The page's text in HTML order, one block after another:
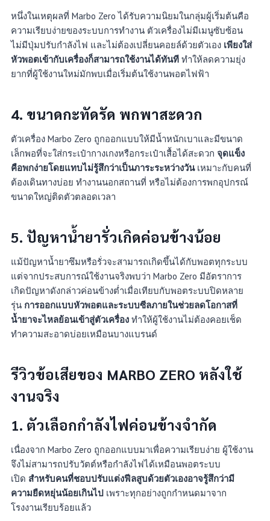
หนึ่งในเหตุผลที่ Marbo Zero ได้รับความนิยมในกลุ่มผู้เริ่มต้นคือ
ความเรียบง่ายของระบบการทำงาน ตัวเครื่องไม่มีเมนูซับซ้อน
ไม่มีปุ่มปรับกำลังไฟ และไม่ต้องเปลี่ยนคอยล์ด้วยตัวเอง เพียงใส่
หัวพอตเข้ากับเครื่องก็สามารถใช้งานได้ทันที ทำให้ลดความยุ่ง
ยากที่ผู้ใช้งานใหม่มักพบเมื่อเริ่มต้นใช้งานพอตไฟฟ้า
4. ขนาดกะทัดรัด พกพาสะดวก
ตัวเครื่อง Marbo Zero ถูกออกแบบให้มีน้ำหนักเบาและมีขนาด
เล็กพอที่จะใส่กระเป๋ากางเกงหรือกระเป๋าเสื้อได้สะดวก จุดแข็ง
คือพกง่ายโดยแทบไม่รู้สึกว่าเป็นภาระระหว่างวันเหมาะกับคนที่
ต้องเดินทางบ่อย ทำงานนอกสถานที่ หรือไม่ต้องการพกอุปกรณ์
ขนาดใหญ่ติดตัวตลอดเวลา
5. ปัญหาน้ำยารั่วเกิดค่อนข้างน้อย
แม้ปัญหาน้ำยาซึมหรือรั่วจะสามารถเกิดขึ้นได้กับพอตทุกระบบ
แต่จากประสบการณ์ใช้งานจริงพบว่า Marbo Zero มีอัตราการ
เกิดปัญหาดังกล่าวค่อนข้างต่ำเมื่อเทียบกับพอตระบบปิดหลาย
รุ่น การออกแบบหัวพอตและระบบซีลภายในช่วยลดโอกาสที่
น้ำยาจะไหลย้อนเข้าสู่ตัวเครื่อง ทำให้ผู้ใช้งานไม่ต้องคอยเช็ด
ทำความสะอาดบ่อยเหมือนบางแบรนด์
รีวิวข้อเสียของ MARBO ZERO หลังใช้
งานจริง
1. ตัวเลือกกำลังไฟค่อนข้างจำกัด
เนื่องจาก Marbo Zero ถูกออกแบบมาเพื่อความเรียบง่าย ผู้ใช้งาน
จึงไม่สามารถปรับวัตต์หรือกำลังไฟได้เหมือนพอตระบบ
เปิด สำหรับคนที่ชอบปรับแต่งฟีลสูบด้วยตัวเองอาจรู้สึกว่ามี
ความยืดหยุ่นน้อยเกินไป เพราะทุกอย่างถูกกำหนดมาจาก
โรงงานเรียบร้อยแล้ว